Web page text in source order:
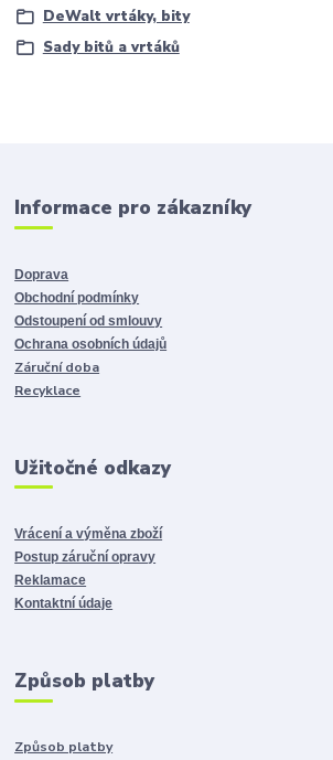
DeWalt vrtáky, bity
Sady bitů a vrtáků
Informace pro zákazníky
Doprava
Obchodní podmínky
Odstoupení od smlouvy
Ochrana osobních údajů
Záruční doba
Recyklace
Užitočné odkazy
Vrácení a výměna zboží
Postup záruční opravy
Reklamace
Kontaktní údaje
Způsob platby
Způsob platby